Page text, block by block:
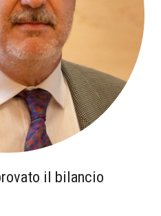
il bilancio